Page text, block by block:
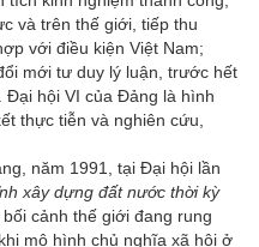
và trên thế giới, tiếp thu
với điều kiện Việt Nam;
mới tư duy lý luận, trước hết
Đại hội VI của Đảng là hình
thực tiễn và nghiên cứu,
năm 1991, tại Đại hội lần
xây dựng đất nước thời kỳ
cảnh thế giới đang rung
mô hình chủ nghĩa xã hội ở